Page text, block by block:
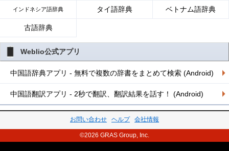
インドネシア語辞典 タイ語辞典 ベトナム語辞典
古語辞典
Weblio公式アプリ
中国語辞典アプリ - 無料で複数の辞書をまとめて検索 (Android)
中国語翻訳アプリ - 2秒で翻訳、翻訳結果を話す！ (Android)
お問い合わせ ヘルプ 会社情報
©2026 GRAS Group, Inc.